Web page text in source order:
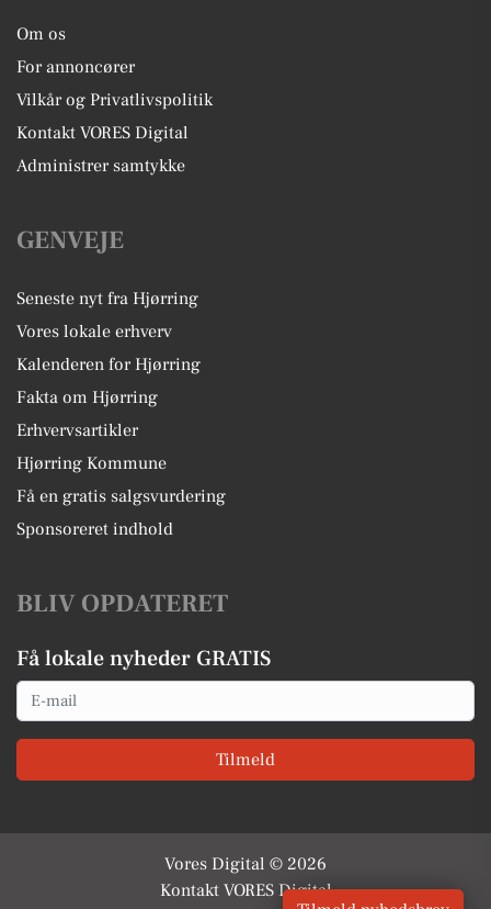
Om os
For annoncører
Vilkår og Privatlivspolitik
Kontakt VORES Digital
Administrer samtykke
GENVEJE
Seneste nyt fra Hjørring
Vores lokale erhverv
Kalenderen for Hjørring
Fakta om Hjørring
Erhvervsartikler
Hjørring Kommune
Få en gratis salgsvurdering
Sponsoreret indhold
BLIV OPDATERET
Få lokale nyheder GRATIS
Email
Tilmeld
Vores Digital © 2026
Kontakt VORES Digital